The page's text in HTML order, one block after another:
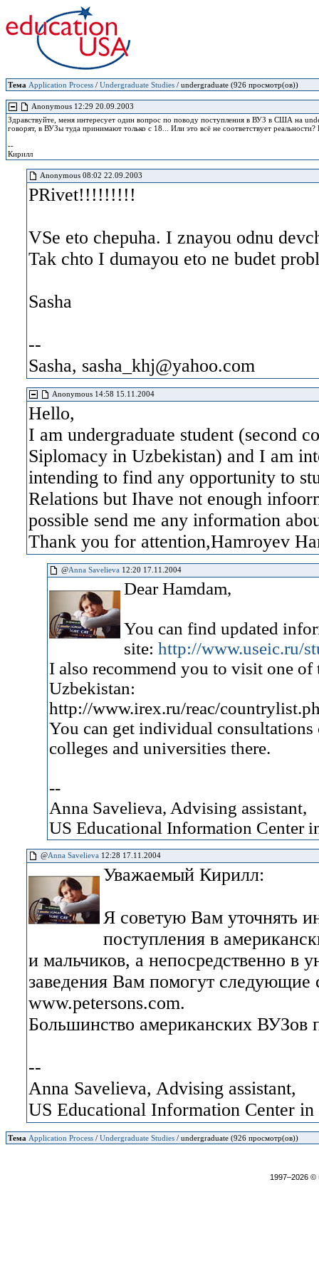
Тема Application Process / Undergraduate Studies / undergraduate (926 просмотр(ов))
Anonymous 12:29 20.09.2003
Здравствуйте, меня интересует один вопрос по поводу поступления в ВУЗ в США на
говорят, в ВУЗы туда принимают только с 18... Или это всё не соответствует
--
Кирилл
Anonymous 08:02 22.09.2003
PRivet!!!!!!!!!
VSe eto chepuha. I znayou odnu
Tak chto I dumayou eto ne budet
Sasha
--
Sasha, sasha_khj@yahoo.com
Anonymous 14:58 15.11.2004
Hello,
I am undergraduate student (second
Siplomacy in Uzbekistan) and I am
intending to find any opportunity to
Relations but Ihave not enough
possible send me any information
Thank you for attention,Hamroyev
@Anna Savelieva 12:20 17.11.2004
Dear Hamdam,
You can find updated
site: http://www.useic.ru/
I also recommend you to visit one
Uzbekistan:
http://www.irex.ru/reac/countrylist.
You can get individual
colleges and universities there.
--
Anna Savelieva, Advising assistant,
US Educational Information Center
@Anna Savelieva 12:28 17.11.2004
Уважаемый Кирилл:
Я советую Вам уточнять
поступления в
и мальчиков, а непосредственно в
заведения Вам помогут
www.petersons.com.
Большинство американских ВУЗов
--
Anna Savelieva, Advising assistant,
US Educational Information Center
Тема Application Process / Undergraduate Studies / undergraduate (926 просмотр(ов))
1997–2026 ©